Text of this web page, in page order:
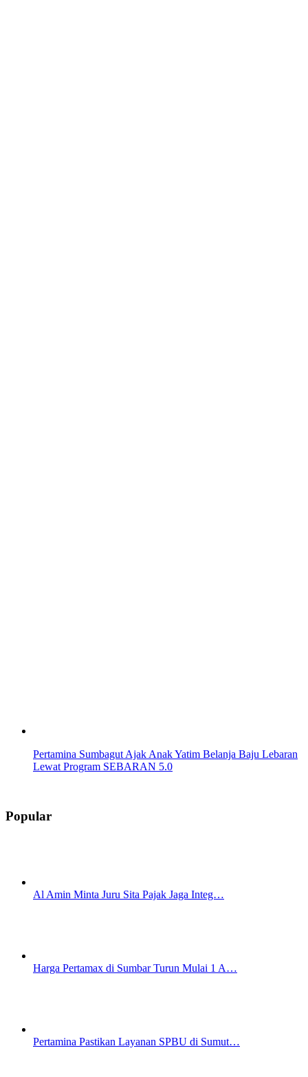
Pertamina Sumbagut Ajak Anak Yatim Belanja Baju Lebaran
Lewat Program SEBARAN 5.0
Popular
Al Amin Minta Juru Sita Pajak Jaga Integ…
Harga Pertamax di Sumbar Turun Mulai 1 A…
Pertamina Pastikan Layanan SPBU di Sumut…